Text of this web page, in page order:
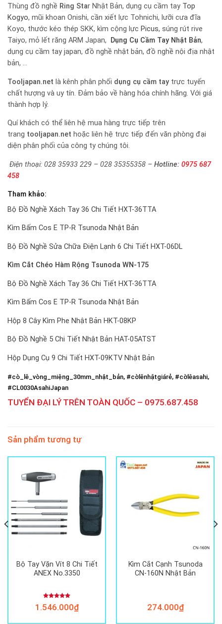
Thùng đồ nghề Ring Star Nhật Bản, dụng cụ cầm tay Top
Kogyo, mũi khoan Onishi, cần xiết lực Tohnichi, lưỡi cưa đĩa
Koyo, thước kéo thép SKK, kìm cộng lực Picus, súng rút rive
Taiyo, mỏ lết răng ARM Japan,
Dụng Cụ Cầm Tay Nhật Bản,
dụng cụ cầm tay japan, đồ nghề nhật bản, đồ nghề nội địa nhật
bản, …
Tooljapan.net là kênh phân phối dụng cụ cầm tay trực tuyến
chất hượng và uy tín. Đảm bảo về hàng hóa chính hãng. Với giá
thành hợp lý.
Quí khách có thể liên hệ mua hàng trực tiếp trên
trang tooljapan.net hoặc liên hệ trực tiếp đến văn phòng đại
diện phân phối của công ty chúng tôi.
Điện thoại: 028 35933 229 – 028 35355358 – Hotline: 0975 687
458
Tham khảo:
Bộ Đồ Nghề Xách Tay 36 Chi Tiết HXT-36TTA
Kìm Bấm Cos E TP-R Tsunoda Nhật Bản
Bộ Đồ Nghề Sửa Chữa Điện Lạnh 6 Chi Tiết HXT-06DL
Kìm Cắt Chéo Hàm Rộng Tsunoda WN-175
Bộ Đồ Nghề Xách Tay 36 Chi Tiết HXT-36TTA
Kìm Bấm Cos E TP-R Tsunoda Nhật Bản
Hộp 8 Cây Kìm Phe Nhật Bản HKT-08KP
Bộ Đồ Nghề 5 Chi Tiết Nhật Bản HAT-05ATST
Hộp Dụng Cụ 9 Chi Tiết HXT-09KTV Nhật Bản
#cò_lê_vòng_miệng_30mm_nhật_bản, #cờlênhậtgiárẻ, #cờlêasahi,
#CL0030AsahiJapan
TUYỂN ĐẠI LÝ TRÊN TOÀN QUỐC – 0975.687.458
Sản phẩm tương tự
Bộ Tay Vặn Vít 8 Chi Tiết
ANEX No.3350
Được xếp
hạng5.00
1.546.000₫
Kìm Cắt Cạnh Tsunoda
CN-160N Nhật Bản
274.000₫